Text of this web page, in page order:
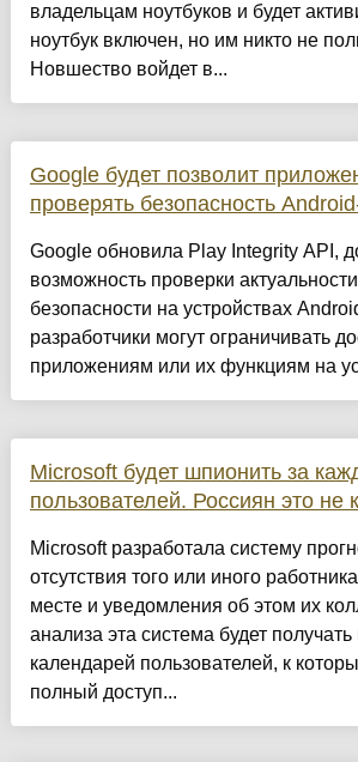
владельцам ноутбуков и будет
ноутбук включен, но им никто не
Новшество войдет в...
Google будет позволит
проверять безопасность
Google обновила Play Integrity API,
возможность проверки
безопасности на устройствах
разработчики могут ограничивать
приложениям или их функциям на
Microsoft будет шпионить за
пользователей. Россиян это не
Microsoft разработала систему
отсутствия того или иного
месте и уведомления об этом их
анализа эта система будет
календарей пользователей, к
полный доступ...